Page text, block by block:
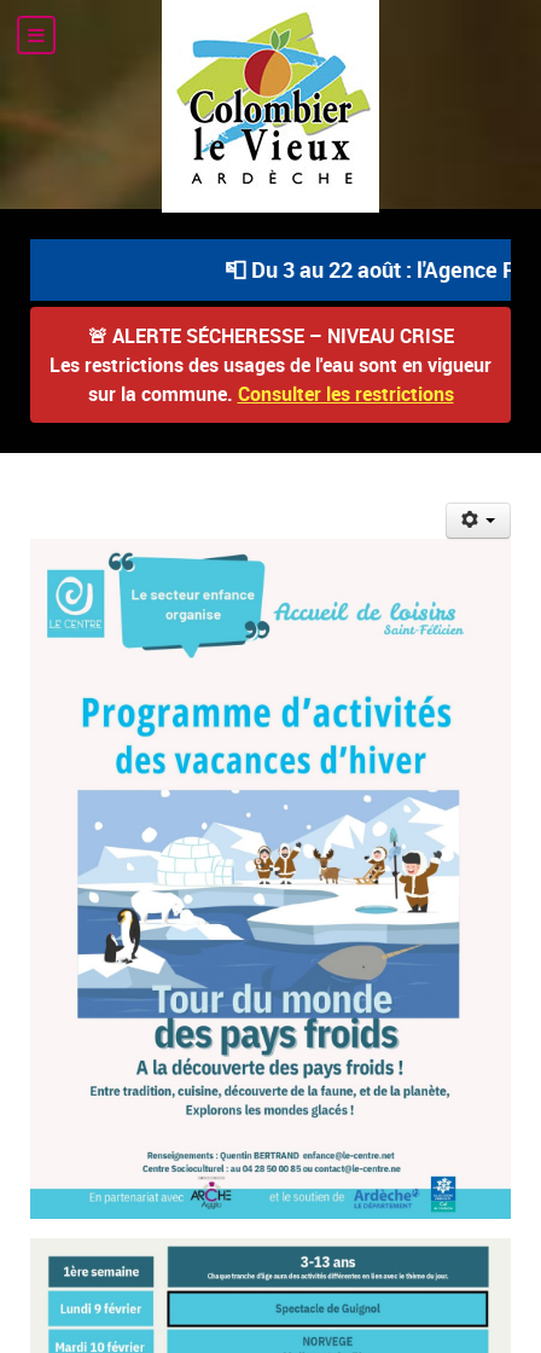
📮 Du 3 au 22 août : l'Agence
🚨 ALERTE SÉCHERESSE – NIVEAU CRISE
Les restrictions des usages de l'eau sont en vigueur
sur la commune. Consulter les restrictions